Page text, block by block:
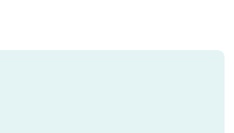
ールも無料のウェルカムドリンクサービス